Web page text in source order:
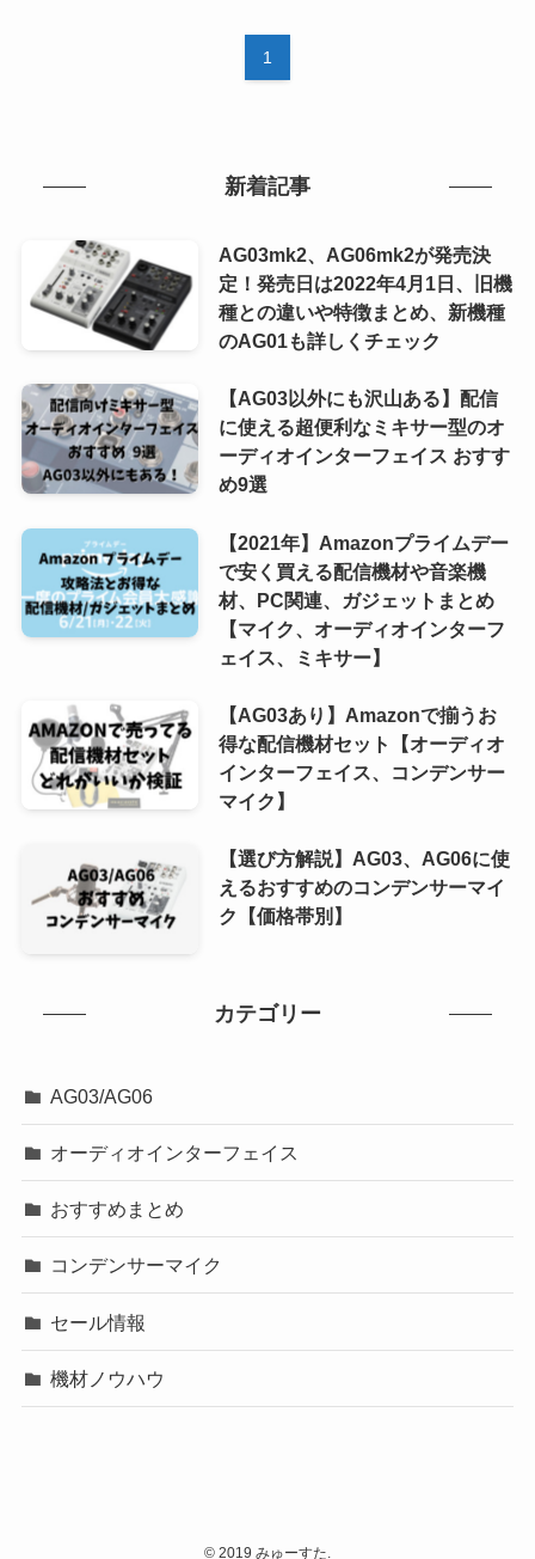
1
新着記事
AG03mk2、AG06mk2が発売決
定！発売日は2022年4月1日、旧機
種との違いや特徴まとめ、新機種
のAG01も詳しくチェック
【AG03以外にも沢山ある】配信
に使える超便利なミキサー型のオ
ーディオインターフェイス おすす
め9選
【2021年】Amazonプライムデー
で安く買える配信機材や音楽機
材、PC関連、ガジェットまとめ
【マイク、オーディオインターフ
ェイス、ミキサー】
【AG03あり】Amazonで揃うお
得な配信機材セット【オーディオ
インターフェイス、コンデンサー
マイク】
【選び方解説】AG03、AG06に使
えるおすすめのコンデンサーマイ
ク【価格帯別】
カテゴリー
AG03/AG06
オーディオインターフェイス
おすすめまとめ
コンデンサーマイク
セール情報
機材ノウハウ
© 2019 みゅーすた.